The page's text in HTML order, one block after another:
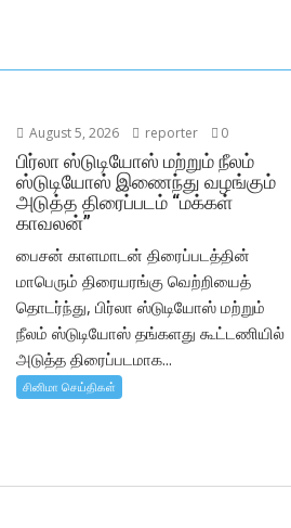
August 5, 2026 reporter 0
பிர்லா ஸ்டுடியோஸ் மற்றும் நீலம்
ஸ்டுடியோஸ் இணைந்து வழங்கும்
அடுத்த திரைப்படம் “மக்கள்
காவலன்”
பைசன் காளமாடன் திரைப்படத்தின்
மாபெரும் திரையரங்கு வெற்றியைத்
தொடர்ந்து, பிர்லா ஸ்டுடியோஸ் மற்றும்
நீலம் ஸ்டுடியோஸ் தங்களது கூட்டணியில்
அடுத்த திரைப்படமாக...
சினிமா செய்திகள்